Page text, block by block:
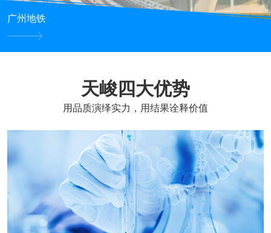
广州地铁
天峻四大优势
用品质演绎实力，用结果诠释价值